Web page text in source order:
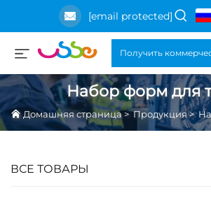
[email protected]
Получить
Набор форм для
Домашняя страница>Продукция>
ВСЕ ТОВАРЫ